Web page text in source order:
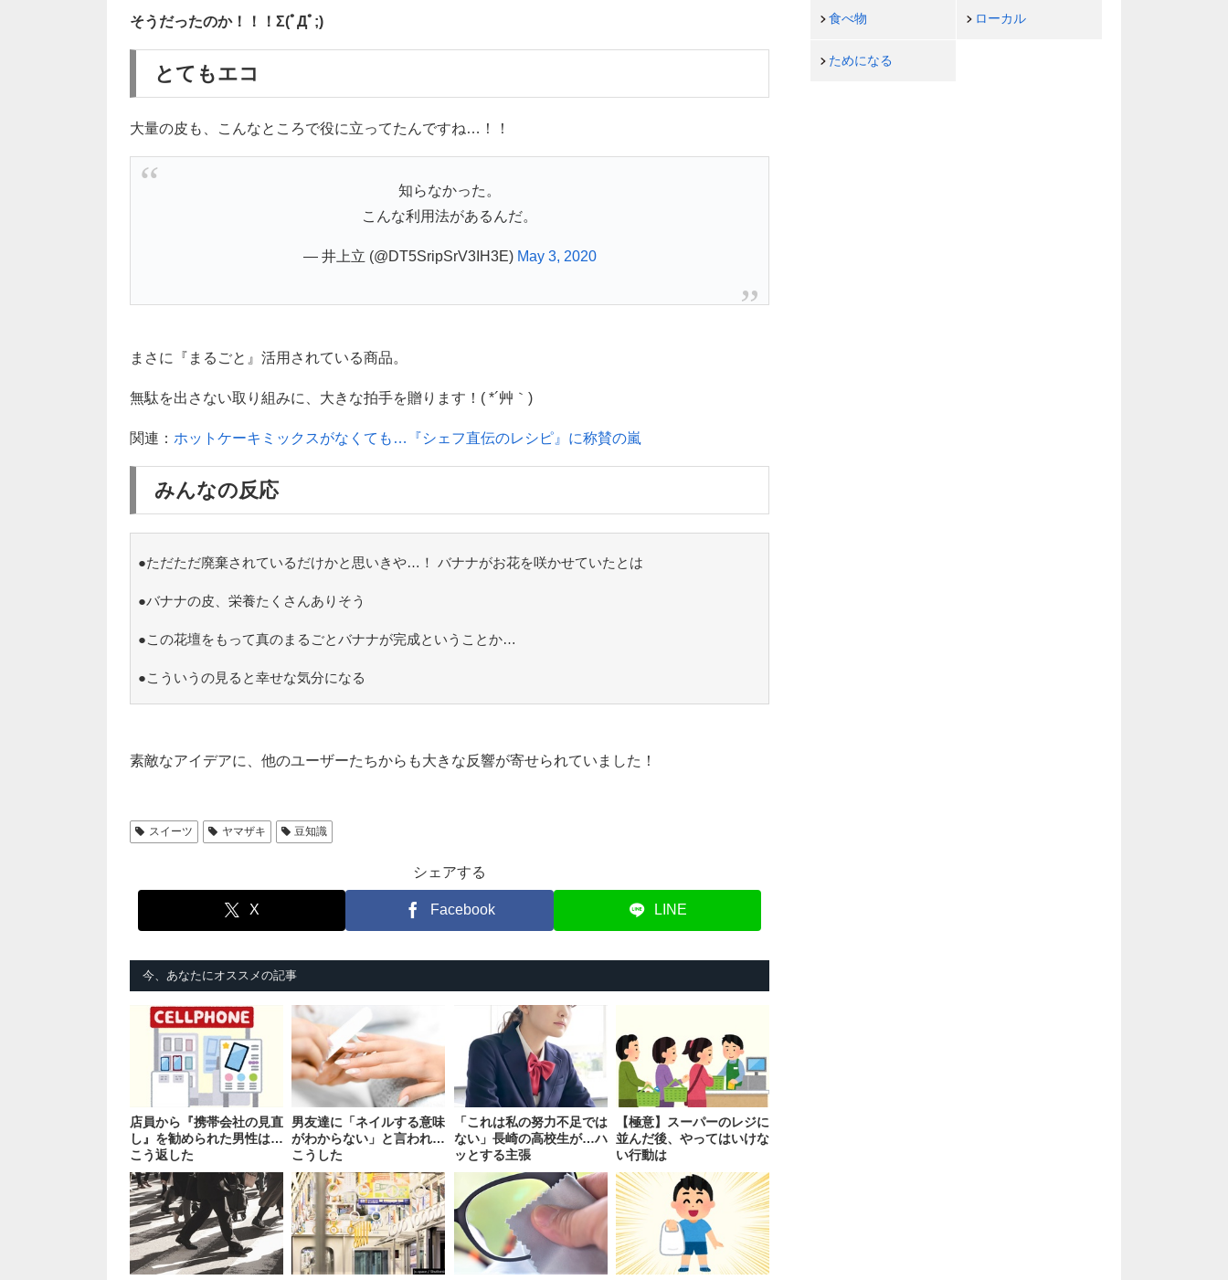
そうだったのか！！！Σ(ﾟДﾟ;)
とてもエコ
大量の皮も、こんなところで役に立ってたんですね…！！
知らなかった。
こんな利用法があるんだ。
— 井上立 (@DT5SripSrV3IH3E) May 3, 2020
まさに『まるごと』活用されている商品。
無駄を出さない取り組みに、大きな拍手を贈ります！( *´艸｀)
関連： ホットケーキミックスがなくても…『シェフ直伝のレシピ』に称賛の嵐
みんなの反応
●ただただ廃棄されているだけかと思いきや…！ バナナがお花を咲かせていたとは
●バナナの皮、栄養たくさんありそう
●この花壇をもって真のまるごとバナナが完成ということか…
●こういうの見ると幸せな気分になる
素敵なアイデアに、他のユーザーたちからも大きな反響が寄せられていました！
スイーツ ヤマザキ 豆知識
シェアする
X Facebook LINE
今、あなたにオススメの記事
店員から『携帯会社の見直
し』を勧められた男性は…
こう返した
男友達に「ネイルする意味
がわからない」と言われ…
こうした
「これは私の努力不足では
ない」長崎の高校生が…ハ
ッとする主張
【極意】スーパーのレジに
並んだ後、やってはいけな
い行動は
食べ物 ローカル
ためになる